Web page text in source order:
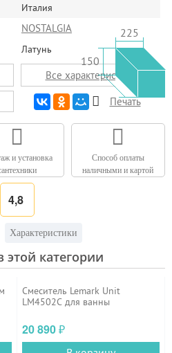
Италия
NOSTALGIA
Латунь
150
225
Все характеристики
Печать
и установка
Способ оплаты
наличными и картой
4,8
Характеристики
этой категории
Смеситель Lemark Unit
LM4502C для ванны
20 890₽